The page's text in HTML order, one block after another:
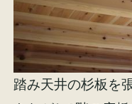
踏み天井の杉板を